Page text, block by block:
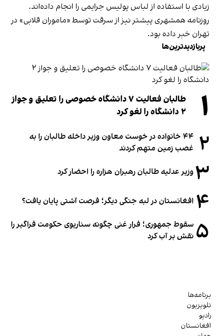
زیادی با استفاده از لباس پولیس جرایمی را انجام داده‌اند.
روزنامه همشهری پیشتر نیز از سرقت توسط «ماموران قلابی» در
تهران خبر داده بود.
پربازدیدترین‌ها
۱
طالبان فعالیت ۷ دانشگاه خصوصی را تعلیق و جواز
۲ دانشگاه را لغو کرد
۲
۴۴ خانواده در خوست معاون وزیر داخله طالبان را به
غصب زمین متهم کردند
۳ وزیر عدلیه طالبان رهبران هزاره را احضار کرد
۴ افغانستان در لبه جنگی دیگر؛ فرصت آشتی پایان یافت؟
۵ سقوط جمهوری؛ فرار غنی چگونه سناریوی حکومت فراگیر را
نقش بر آب کرد
برنامه‌ها
تلویزیون
رادیو
افغانستان